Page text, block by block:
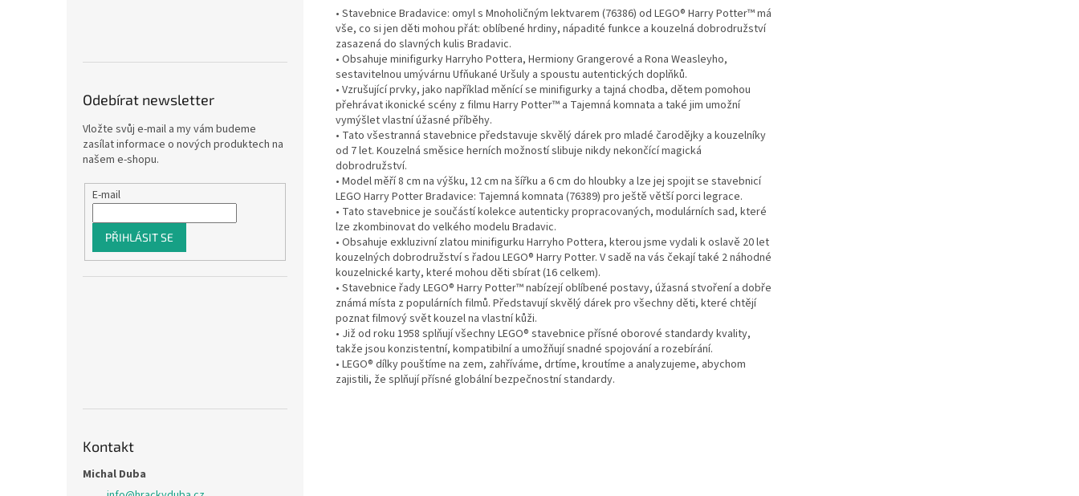
Odebírat newsletter
Vložte svůj e-mail a my vám budeme
zasílat informace o nových produktech na
našem e-shopu.
E-mail
PŘIHLÁSIT SE
Kontakt
Michal Duba
• Stavebnice Bradavice: omyl s Mnoholičným lektvarem (76386) od LEGO® Harry Potter™ má
vše, co si jen děti mohou přát: oblíbené hrdiny, nápadité funkce a kouzelná dobrodružství
zasazená do slavných kulis Bradavic.
• Obsahuje minifigurky Harryho Pottera, Hermiony Grangerové a Rona Weasleyho,
sestavitelnou umývárnu Ufňukané Uršuly a spoustu autentických doplňků.
• Vzrušující prvky, jako například měnící se minifigurky a tajná chodba, dětem pomohou
přehrávat ikonické scény z filmu Harry Potter™ a Tajemná komnata a také jim umožní
vymýšlet vlastní úžasné příběhy.
• Tato všestranná stavebnice představuje skvělý dárek pro mladé čarodějky a kouzelníky
od 7 let. Kouzelná směsice herních možností slibuje nikdy nekončící magická
dobrodružství.
• Model měří 8 cm na výšku, 12 cm na šířku a 6 cm do hloubky a lze jej spojit se stavebnicí
LEGO Harry Potter Bradavice: Tajemná komnata (76389) pro ještě větší porci legrace.
• Tato stavebnice je součástí kolekce autenticky propracovaných, modulárních sad, které
lze zkombinovat do velkého modelu Bradavic.
• Obsahuje exkluzivní zlatou minifigurku Harryho Pottera, kterou jsme vydali k oslavě 20 let
kouzelných dobrodružství s řadou LEGO® Harry Potter. V sadě na vás čekají také 2 náhodné
kouzelnické karty, které mohou děti sbírat (16 celkem).
• Stavebnice řady LEGO® Harry Potter™ nabízejí oblíbené postavy, úžasná stvoření a dobře
známá místa z populárních filmů. Představují skvělý dárek pro všechny děti, které chtějí
poznat filmový svět kouzel na vlastní kůži.
• Již od roku 1958 splňují všechny LEGO® stavebnice přísné oborové standardy kvality,
takže jsou konzistentní, kompatibilní a umožňují snadné spojování a rozebírání.
• LEGO® dílky pouštíme na zem, zahříváme, drtíme, kroutíme a analyzujeme, abychom
zajistili, že splňují přísné globální bezpečnostní standardy.